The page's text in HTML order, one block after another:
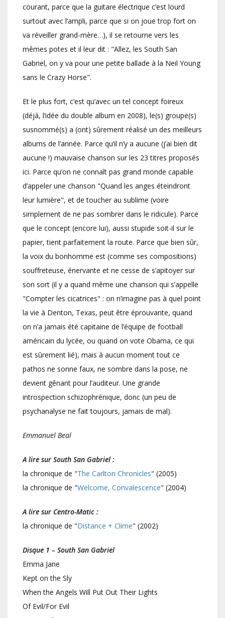
courant, parce que la guitare électrique c’est lourd
surtout avec l’ampli, parce que si on joue trop fort on
va réveiller grand-mère…), il se retourne vers les
mêmes potes et il leur dit : "Allez, les South San
Gabriel, on y va pour une petite ballade à la Neil Young
sans le Crazy Horse".
Et le plus fort, c’est qu’avec un tel concept foireux
(déjà, l’idée du double album en 2008), le(s) groupe(s)
susnommé(s) a (ont) sûrement réalisé un des meilleurs
albums de l’année. Parce qu’il n’y a aucune (j’ai bien dit
aucune !) mauvaise chanson sur les 23 titres proposés
ici. Parce qu’on ne connaît pas grand monde capable
d’appeler une chanson "Quand les anges éteindront
leur lumière", et de toucher au sublime (voire
simplement de ne pas sombrer dans le ridicule). Parce
que le concept (encore lui), aussi stupide soit-il sur le
papier, tient parfaitement la route. Parce que bien sûr,
la voix du bonhomme est (comme ses compositions)
souffreteuse, énervante et ne cesse de s’apitoyer sur
son sort (il y a quand même une chanson qui s’appelle
"Compter les cicatrices" : on n’imagine pas à quel point
la vie à Denton, Texas, peut être éprouvante, quand
on n’a jamais été capitaine de l’équipe de football
américain du lycée, ou quand on vote Obama, ce qui
est sûrement lié), mais à aucun moment tout ce
pathos ne sonne faux, ne sombre dans la pose, ne
devient gênant pour l’auditeur. Une grande
introspection schizophrénique, donc (un peu de
psychanalyse ne fait toujours, jamais de mal).
Emmanuel Beal
A lire sur South San Gabriel :
la chronique de "The Carlton Chronicles" (2005)
la chronique de "Welcome, Convalescence" (2004)
A lire sur Centro-Matic :
la chronique de "Distance + Clime" (2002)
Disque 1 – South San Gabriel
Emma Jane
Kept on the Sly
When the Angels Will Put Out Their Lights
Of Evil/For Evil